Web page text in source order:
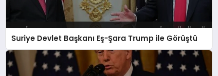
Suriye Devlet Başkanı Eş-Şara Trump ile Görüştü